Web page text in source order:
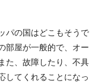
パの国はどこもそうで
部屋が一般的で、オー
た、故障したり、不具
してくれることになっ